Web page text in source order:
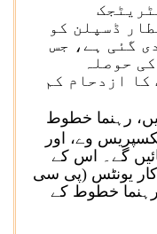
ڈسپلن کو
گئی ہے، جس
حوصلہ
کا ازدحام کم
رہنما خطوط
وے، اور
گے۔ اس کے
مسافر کار یونٹس (پی سی
رہنما خطوط کے